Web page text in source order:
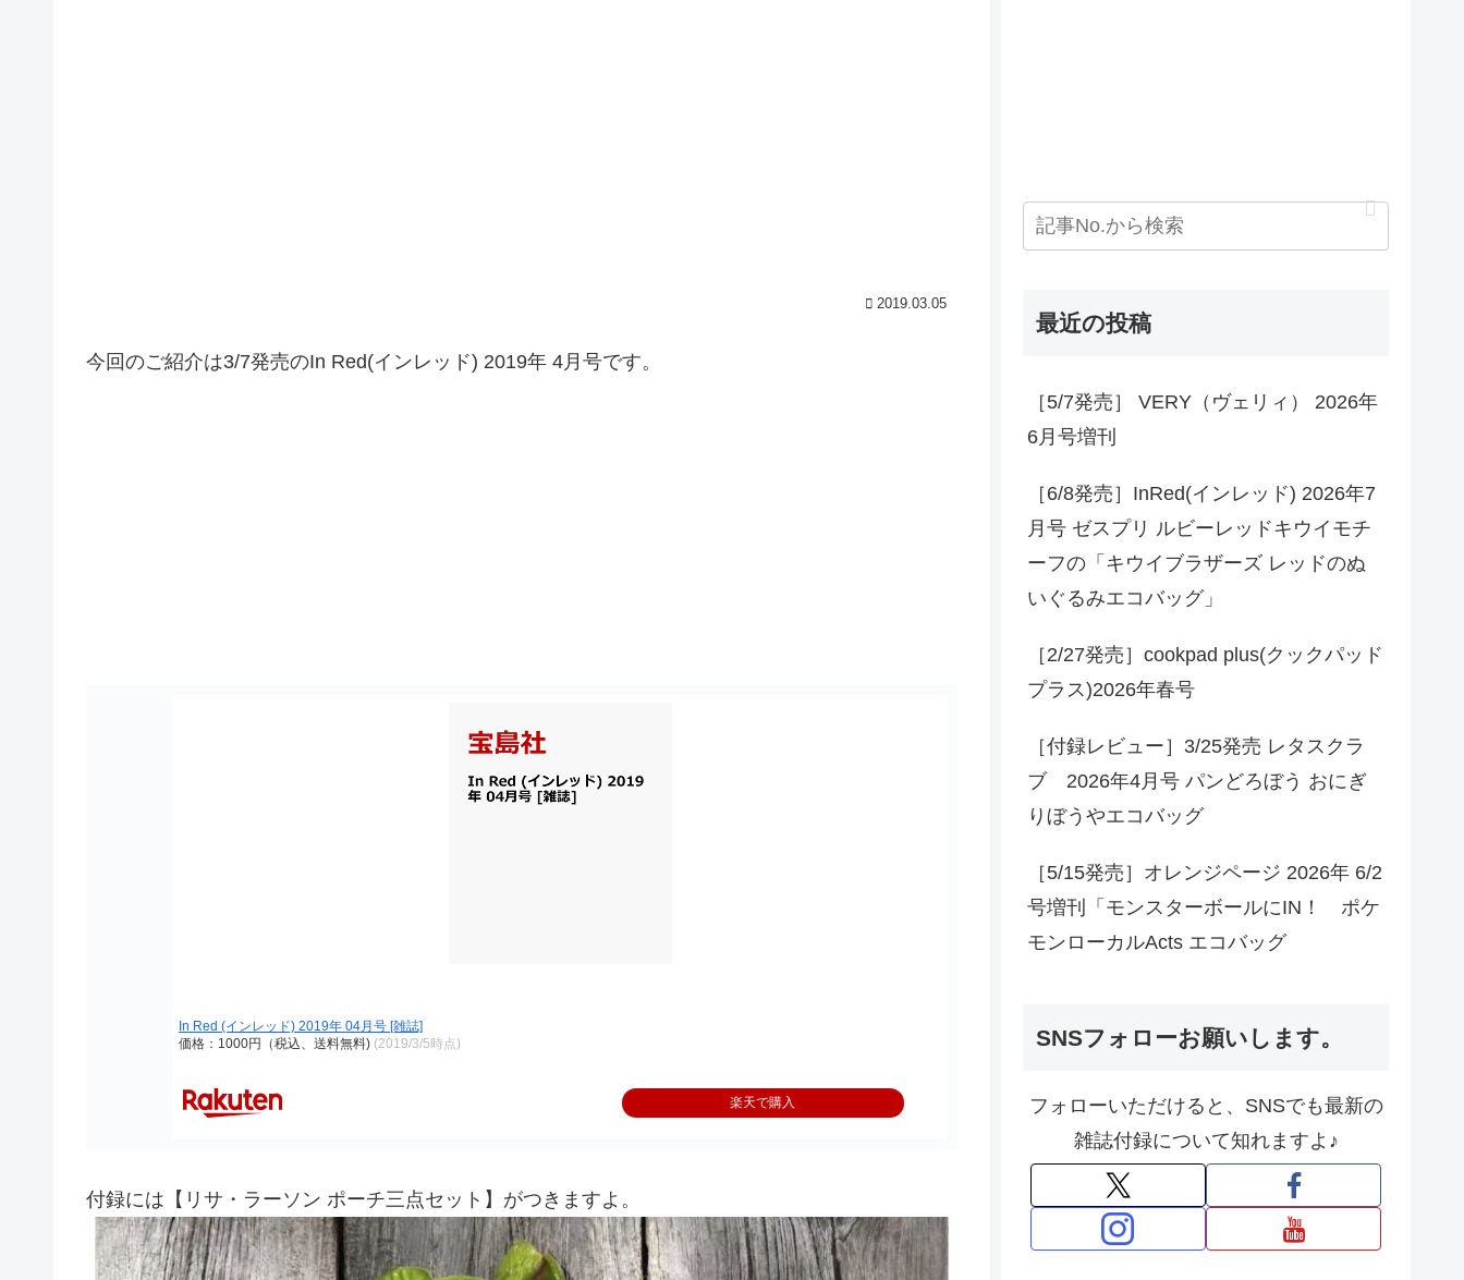
2019.03.05
今回のご紹介は3/7発売のIn Red(インレッド) 2019年 4月号です。
In Red (インレッド) 2019年 04月号 [雑誌]
価格：1000円（税込、送料無料) (2019/3/5時点)
楽天で購入
付録には【リサ・ラーソン ポーチ三点セット】がつきますよ。
最近の投稿
［5/7発売］ VERY（ヴェリィ） 2026年
6月号増刊
［6/8発売］InRed(インレッド) 2026年7
月号 ゼスプリ ルビーレッドキウイモチ
ーフの「キウイブラザーズ レッドのぬ
いぐるみエコバッグ」
［2/27発売］cookpad plus(クックパッド
プラス)2026年春号
［付録レビュー］3/25発売 レタスクラ
ブ 2026年4月号 パンどろぼう おにぎ
りぼうやエコバッグ
［5/15発売］オレンジページ 2026年 6/2
号増刊「モンスターボールにIN！ ポケ
モンローカルActs エコバッグ
SNSフォローお願いします。
フォローいただけると、SNSでも最新の
雑誌付録について知れますよ♪